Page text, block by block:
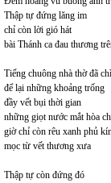
Thập tự đứng lăng im
chỉ còn lời gió hát
bài Thánh ca đau thương
Tiếng chuông nhà thờ đã
để lại những khoảng trống
đầy vết bụi thời gian
những giọt nước mắt hòa
giờ chỉ còn rêu xanh phủ
mọc từ vết thương xưa
Thập tự còn đứng đó